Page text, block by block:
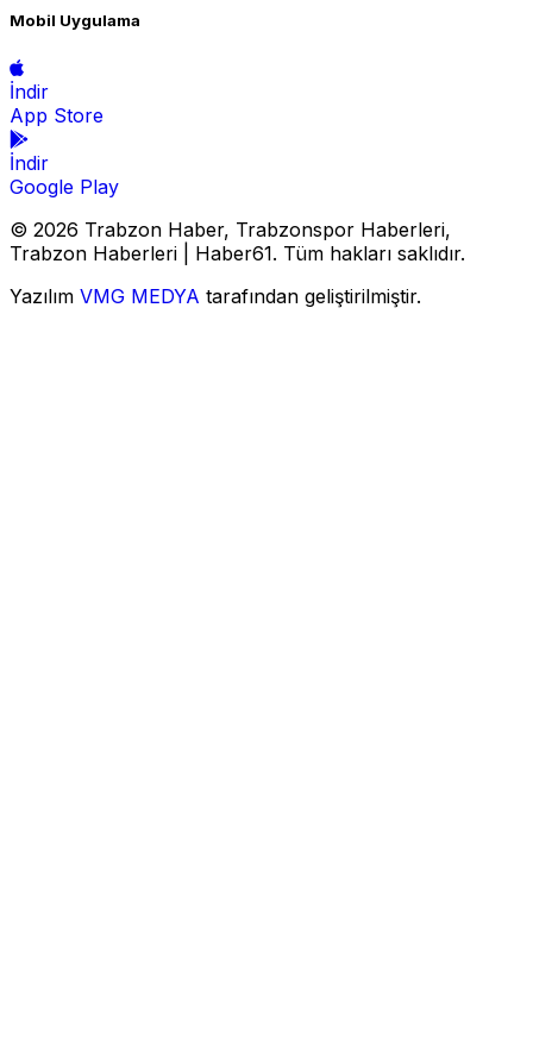
Mobil Uygulama
İndir
App Store
İndir
Google Play
© 2026 Trabzon Haber, Trabzonspor Haberleri,
Trabzon Haberleri | Haber61. Tüm hakları saklıdır.
Yazılım VMG MEDYA tarafından geliştirilmiştir.